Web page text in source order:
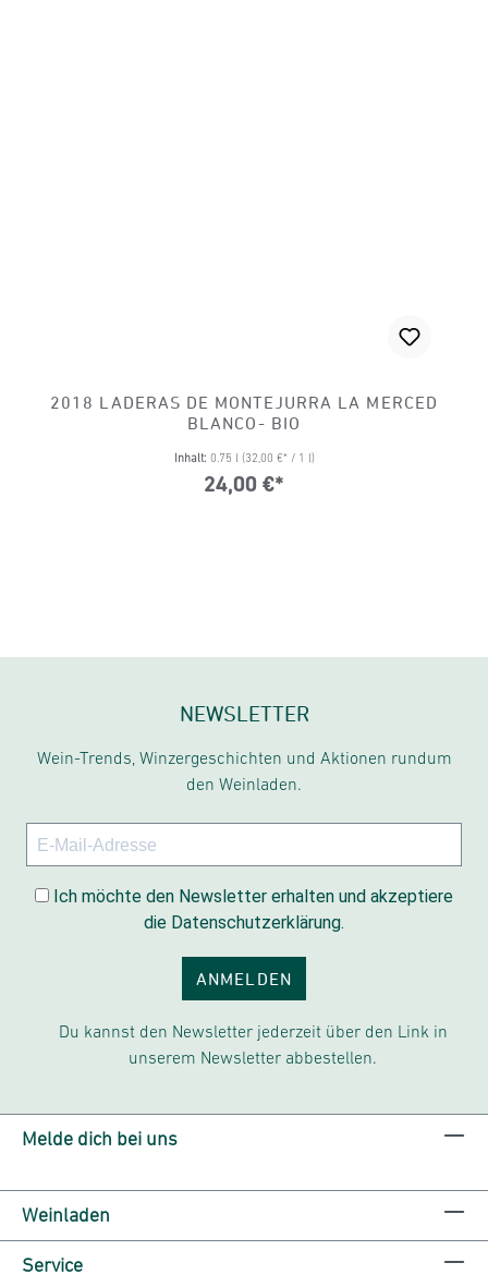
2018 LADERAS DE MONTEJURRA LA MERCED
BLANCO- BIO
Inhalt: 0.75 l (32,00 €* / 1 l)
24,00 €*
NEWSLETTER
Wein-Trends, Winzergeschichten und Aktionen rundum
den Weinladen.
Ich möchte den Newsletter erhalten und akzeptiere
die Datenschutzerklärung.
ANMELDEN
Du kannst den Newsletter jederzeit über den Link in
unserem Newsletter abbestellen.
Melde dich bei uns
Weinladen
Service